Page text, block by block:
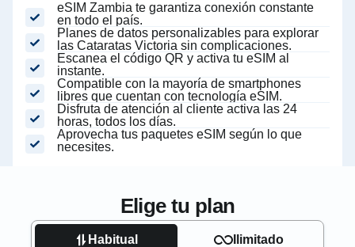
eSIM Zambia te garantiza conexión constante
en todo el país.
Planes de datos personalizables para explorar
las Cataratas Victoria sin complicaciones.
Escanea el código QR y activa tu eSIM al
instante.
Compatible con la mayoría de smartphones
libres que cuentan con tecnología eSIM.
Disfruta de atención al cliente activa las 24
horas, todos los días.
Aprovecha tus paquetes eSIM según lo que
necesites.
Elige tu plan
Habitual Ilimitado